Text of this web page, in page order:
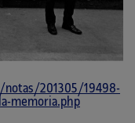
201305/19498-
memoria.php